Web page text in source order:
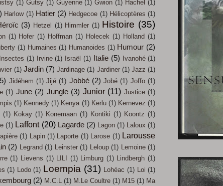
(1) Gutsy (1) Guyenne (1) Gwion (1) Hachel (1)
Harlow (1) Hatier (2) Hedgecoe (1) Hélicoptères (1)
(3) Hetzel (1) Himmler (1) Histoire (35)
(1) Hofer (1) Hoffman (1) Holecek (1) Holland (1)
(1) Humaines (1) Humanoides (1) Humour (2)
Insectes (1) Irvine (1) Israël (1) Italie (5) Ivanohé (1)
(1) Jardin (7) Jardinage (1) Jardiner (1) Jazz (1)
Jidéhem (1) Jijé (1) Jobbé (2) Jobé (1) Joffo (1)
(1) June (2) Jungle (3) Junior (11) Justice (1)
(1) Kennedy (1) Kenya (1) Kerlu (1) Kernevez (1)
(1) Kokay (1) Konemaan (1) Kontiki (1) Koontz (1)
(1) Laffont (20) Lagarde (2) Lagon (1) Laloux (1)
(1) Lapin (1) Laporte (1) Larose (1) Larousse
(2) Legrand (1) Leinster (1) Leloup (1) Lemoine (1)
(1) Lievens (1) LILI (1) Limburg (1) Lindbergh (1)
(1) Lodo (1) Loempia (31) Lohéac (1) Loi (1)
(2) M.C.L (1) M.Le Coultre (1) M15 (1) Ma